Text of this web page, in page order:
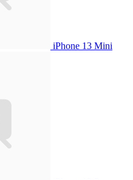
iPhone 13 Mini